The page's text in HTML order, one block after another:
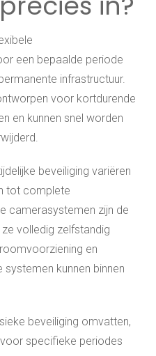
een bepaalde periode
infrastructuur.
voor kortdurende
en kunnen snel worden
beveiliging variëren
tot complete
camerasystemen zijn de
volledig zelfstandig
en
kunnen binnen
beveiliging omvatten,
specifieke periodes